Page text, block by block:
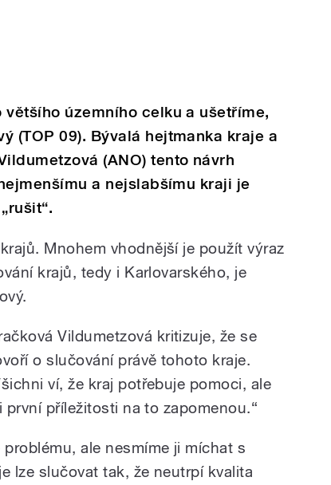
územního celku a ušetříme,
(TOP 09). Bývalá hejtmanka kraje a
(ANO) tento návrh
a nejslabšímu kraji je
Mnohem vhodnější je použít výraz
krajů, tedy i Karlovarského, je
Vildumetzová kritizuje, že se
o slučování právě tohoto kraje.
ví, že kraj potřebuje pomoci, ale
první příležitosti na to zapomenou.“
ale nesmíme ji míchat s
lze slučovat tak, že neutrpí kvalita